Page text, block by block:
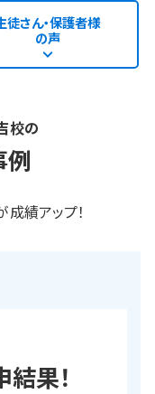
徒さん・保護者様
の声
校の
例
績アップ！
果！